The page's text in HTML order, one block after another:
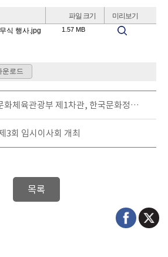
용호성 문화체육관광부 제1차관, 한국문화정보원 방문
3회 임시이사회 개최
목록